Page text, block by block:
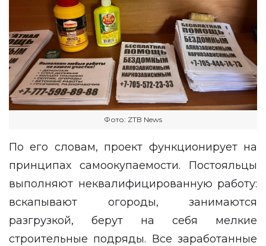
Фото: ZTB News
По его словам, проект функционирует на
принципах самоокупаемости. Постояльцы
выполняют неквалифицированную работу:
вскапывают огороды, занимаются
разгрузкой, берут на себя мелкие
строительные подряды. Все заработанные